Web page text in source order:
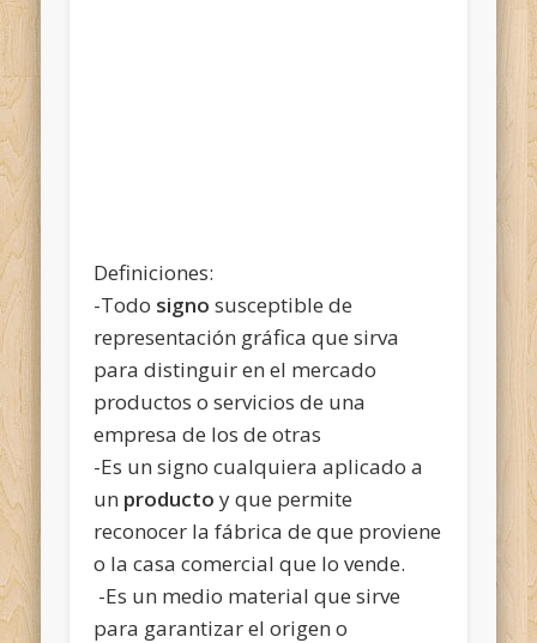
Definiciones:
-Todo signo susceptible de
representación gráfica que sirva
para distinguir en el mercado
productos o servicios de una
empresa de los de otras
-Es un signo cualquiera aplicado a
un producto y que permite
reconocer la fábrica de que proviene
o la casa comercial que lo vende.
-Es un medio material que sirve
para garantizar el origen o